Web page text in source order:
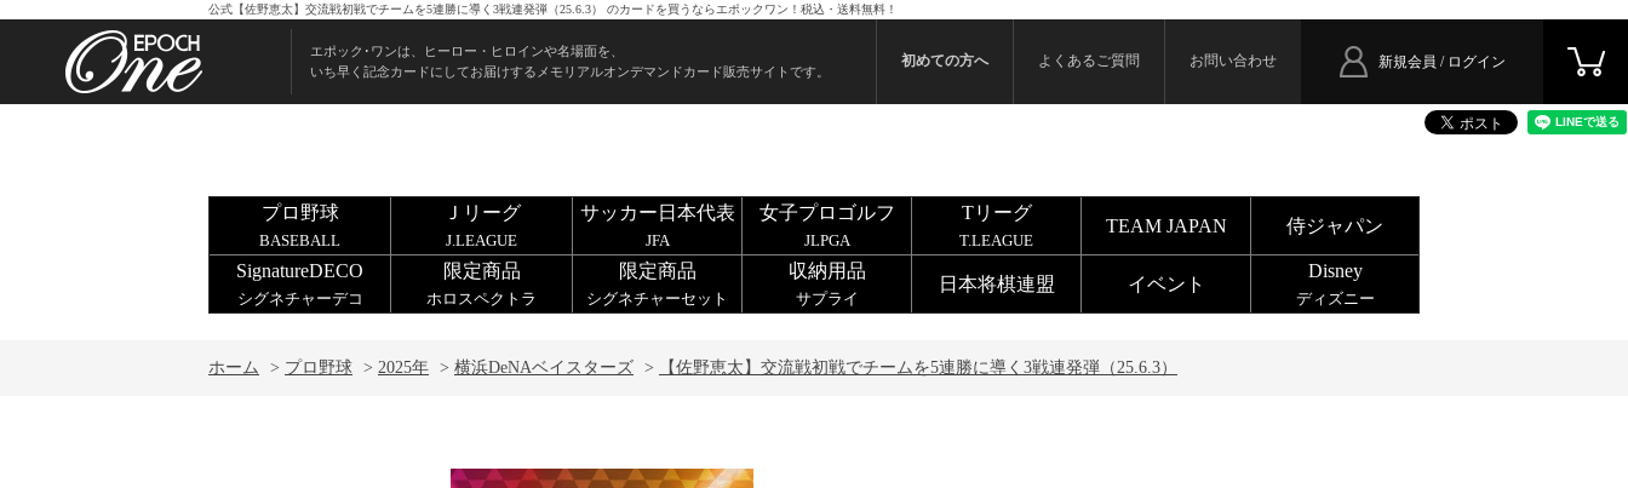
公式【佐野恵太】交流戦初戦でチームを5連勝に導く3戦連発弾（25.6.3） のカードを買うならエポックワン！税込・送料無料！
エポック･ワンは、ヒーロー・ヒロインや名場面を、
いち早く記念カードにしてお届けするメモリアルオンデマンドカード販売サイトです。
新規会員 / ログイン
初めての方へ よくあるご質問 お問い合わせ
プロ野球
BASEBALL
Ｊリーグ
J.LEAGUE
サッカー日本代表
JFA
女子プロゴルフ
JLPGA
Tリーグ
T.LEAGUE
TEAM JAPAN 侍ジャパン
SignatureDECO
シグネチャーデコ
限定商品
ホロスペクトラ
限定商品
シグネチャーセット
収納用品
サプライ
日本将棋連盟 イベント
Disney
ディズニー
ホーム > プロ野球 > 2025年 > 横浜DeNAベイスターズ > 【佐野恵太】交流戦初戦でチームを5連勝に導く3戦連発弾（25.6.3）